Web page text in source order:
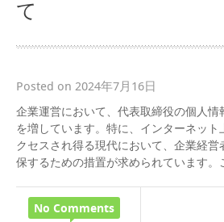
て
Posted on 2024年7月16日
企業運営において、代表取締役の個人
を増しています。特に、インターネッ
クセスされ得る現代において、企業経
保するための措置が求められています。
No Comments